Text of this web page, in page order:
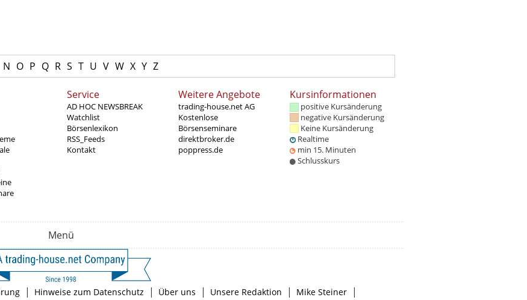
N O P Q R S T U V W X Y Z
Service
AD HOC NEWSBREAK
Watchlist
Börsenlexikon
RSS_Feeds
Kontakt
Weitere Angebote
trading-house.net AG
Kostenlose
Börsenseminare
direktbroker.de
poppress.de
Kursinformationen
positive Kursänderung
negative Kursänderung
Keine Kursänderung
Realtime
min 15. Minuten
Schlusskurs
Menü
| Hinweise zum Datenschutz | Über uns | Unsere Redaktion | Mike Steiner |